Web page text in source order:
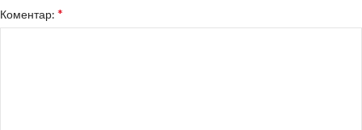
Коментар: *